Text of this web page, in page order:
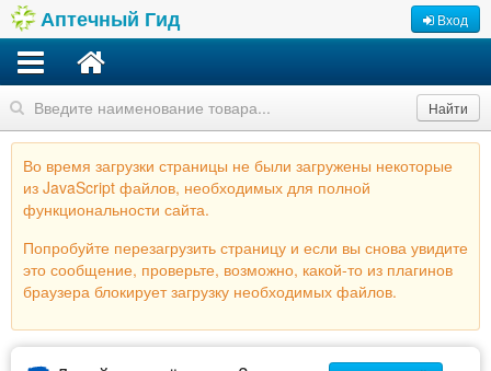
Аптечный Гид Вход
Найти
Во время загрузки страницы не были загружены некоторые
из JavaScript файлов, необходимых для полной
функциональности сайта.
Попробуйте перезагрузить страницу и если вы снова увидите
это сообщение, проверьте, возможно, какой-то из плагинов
браузера блокирует загрузку необходимых файлов.